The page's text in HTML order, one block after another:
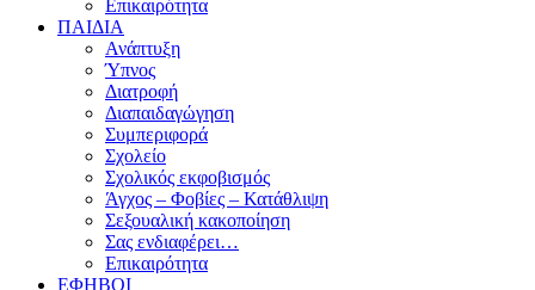
Επικαιρότητα
ΠΑΙΔΙΑ
Ανάπτυξη
Ύπνος
Διατροφή
Διαπαιδαγώγηση
Συμπεριφορά
Σχολείο
Σχολικός εκφοβισμός
Άγχος – Φοβίες – Κατάθλιψη
Σεξουαλική κακοποίηση
Σας ενδιαφέρει…
Επικαιρότητα
ΕΦΗΒΟΙ